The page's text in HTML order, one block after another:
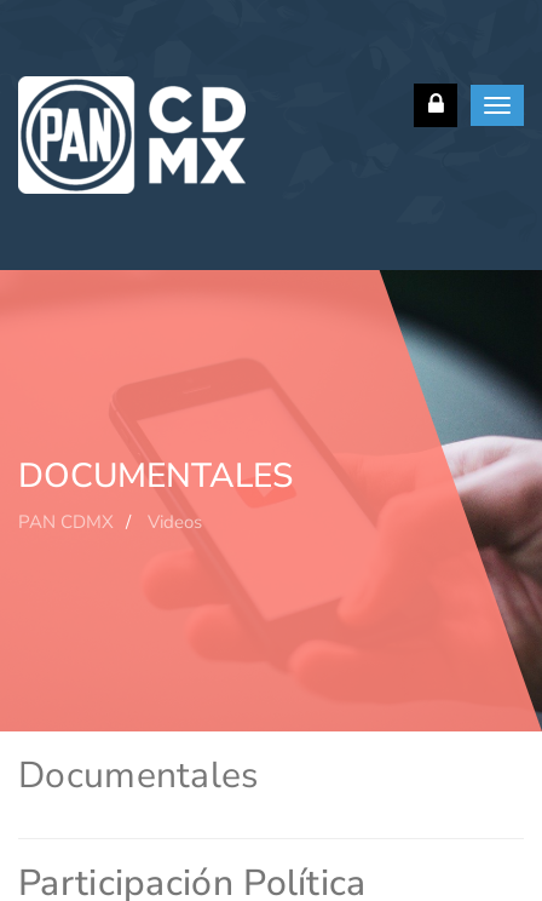
DOCUMENTALES
PAN CDMX Videos
Documentales
Participación Política